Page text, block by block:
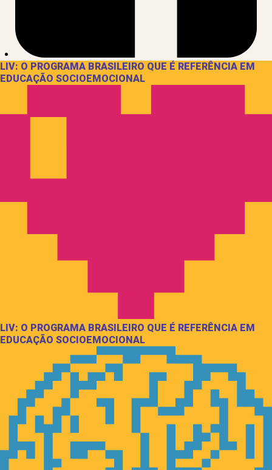
LIV: O PROGRAMA BRASILEIRO QUE É REFERÊNCIA EM
EDUCAÇÃO SOCIOEMOCIONAL
LIV: O PROGRAMA BRASILEIRO QUE É REFERÊNCIA EM
EDUCAÇÃO SOCIOEMOCIONAL